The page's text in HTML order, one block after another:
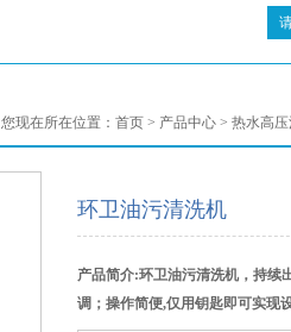
您现在所在位置： 首页 > 产品中心 > 热水高
环卫油污清洗机
产品简介:环卫油污清洗机，持续
调；操作简便,仅用钥匙即可实现